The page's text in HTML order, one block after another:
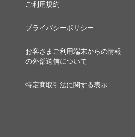
ご利用規約
プライバシーポリシー
お客さまご利用端末からの情報
の外部送信について
特定商取引法に関する表示